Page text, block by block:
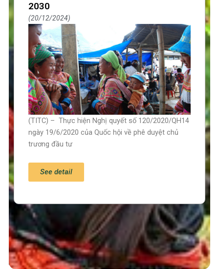
Trang chủ
Tin tức – Sự kiện
Chính sách
2030
20/12/2024
(TITC) – Thực hiện Nghị quyết số 120/2020/QH14
ngày 19/6/2020 của Quốc hội về phê duyệt chủ
trương đầu tư
See detail